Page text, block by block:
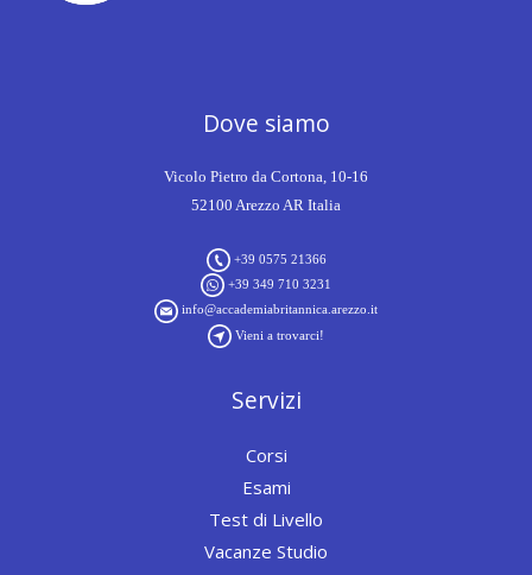
Dove siamo
Vicolo Pietro da Cortona, 10-16
52100 Arezzo AR Italia
+39 0575 21366
+39 349 710 3231
info@accademiabritannica.arezzo.it
Vieni a trovarci!
Servizi
Corsi
Esami
Test di Livello
Vacanze Studio